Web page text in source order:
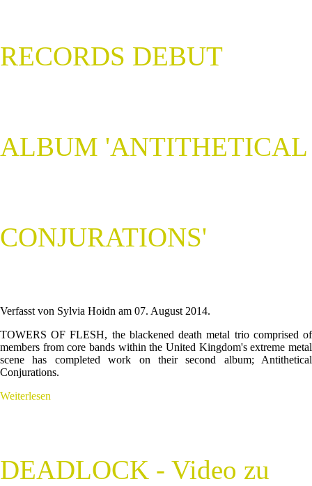
RECORDS DEBUT
ALBUM 'ANTITHETICAL
CONJURATIONS'
Verfasst von Sylvia Hoidn am 07. August 2014.
TOWERS OF FLESH, the blackened death metal trio comprised of
members from core bands within the United Kingdom's extreme metal
scene has completed work on their second album; Antithetical
Conjurations.
Weiterlesen
DEADLOCK - Video zu